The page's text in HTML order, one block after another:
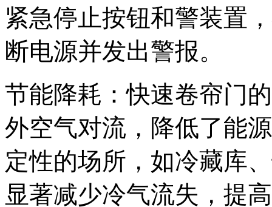
紧急停止按钮和警装置
断电源并发出警报。
节能降耗：快速卷帘门
外空气对流，降低了能
定性的场所，如冷藏库
显著减少冷气流失，提